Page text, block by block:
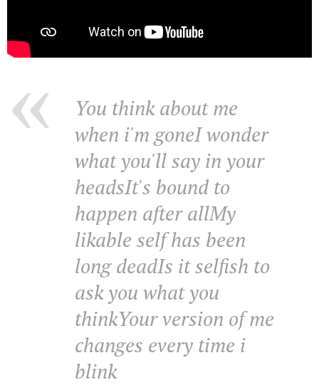
You think about me
when i'm goneI wonder
what you'll say in your
headsIt's bound to
happen after allMy
likable self has been
long deadIs it selfish to
ask you what you
thinkYour version of me
changes every time i
blink